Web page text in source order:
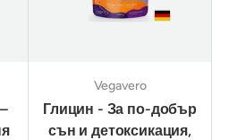
Vegavero
Глицин - За по-добър
сън и детоксикация,